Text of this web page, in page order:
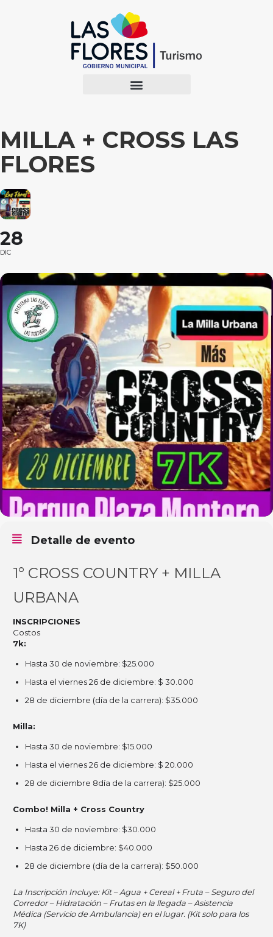
MILLA + CROSS LAS
FLORES
28
DIC
Detalle de evento
1° CROSS COUNTRY + MILLA
URBANA
INSCRIPCIONES
Costos
7k:
Hasta 30 de noviembre: $25.000
Hasta el viernes 26 de diciembre: $ 30.000
28 de diciembre (día de la carrera): $35.000
Milla:
Hasta 30 de noviembre: $15.000
Hasta el viernes 26 de diciembre: $ 20.000
28 de diciembre 8día de la carrera): $25.000
Combo! Milla + Cross Country
Hasta 30 de noviembre: $30.000
Hasta 26 de diciembre: $40.000
28 de diciembre (día de la carrera): $50.000
La Inscripción Incluye: Kit – Agua + Cereal + Fruta – Seguro del
Corredor – Hidratación – Frutas en la llegada – Asistencia
Médica (Servicio de Ambulancia) en el lugar. (Kit solo para los
7K)